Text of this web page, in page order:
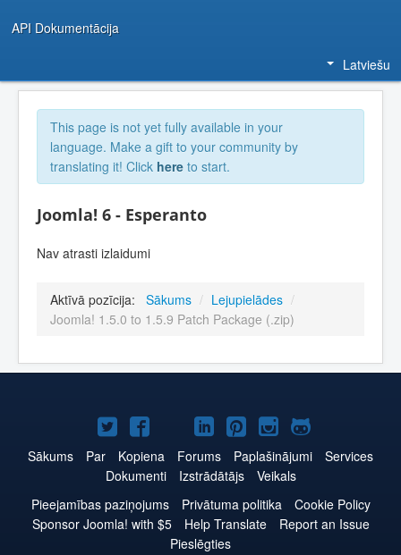
API Dokumentācija
Latviešu
This page is not yet fully available in your
language. Make a gift to your community by
translating it! Click here to start.
Joomla! 6 - Esperanto
Nav atrasti izlaidumi
Aktīvā pozīcija: Sākums / Lejupielādes /
Joomla! 1.5.0 to 1.5.9 Patch Package (.zip)
Joomla!
Twitter
Joomla!
Facebook
Joomla!
YouTube
Joomla!
LinkedIn
Joomla!
Pinterest
Joomla!
Instagram
Joomla!
GitHub
Sākums Par Kopiena Forums Paplašinājumi
Services
Dokumenti
Izstrādātājs
Veikals
Pieejamības paziņojums
Privātuma politika
Cookie Policy
Sponsor Joomla! with $5
Help Translate
Report an Issue
Pieslēgties